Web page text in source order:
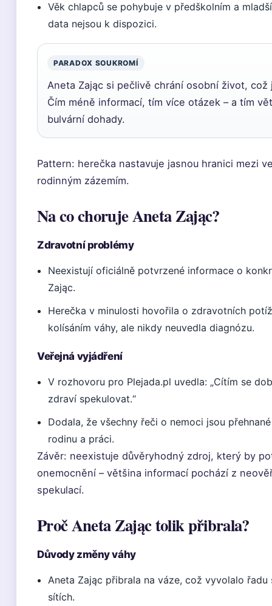
Věk chlapců se pohybuje v předškolním a
data nejsou k dispozici.
PARADOX SOUKROMÍ
Aneta Zając si pečlivě chrání osobní život, což
Čím méně informací, tím více otázek – a tím
bulvární dohady.
Pattern: herečka nastavuje jasnou hranici mezi
rodinným zázemím.
Na co choruje Aneta Zając?
Zdravotní problémy
Neexistují oficiálně potvrzené informace o
Zając.
Herečka v minulosti hovořila o zdravotních
kolísáním váhy, ale nikdy neuvedla diagnózu.
Veřejná vyjádření
V rozhovoru pro Plejada.pl uvedla: „Cítím se
zdraví spekulovat.“
Dodala, že všechny řeči o nemoci jsou
rodinu a práci.
Závěr: neexistuje důvěryhodný zdroj, který by
onemocnění – většina informací pochází z
spekulací.
Proč Aneta Zając tolik přibrala?
Důvody změny váhy
Aneta Zając přibrala na váze, což vyvolalo řadu
sítích.